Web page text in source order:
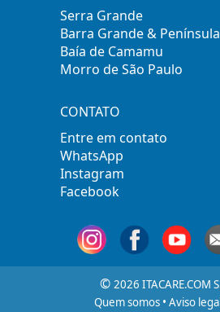
Serra Grande
Barra Grande &
Baía de Camamu
Morro de São Paulo
CONTATO
Entre em contato
WhatsApp
Instagram
Facebook
© 2026 ITACARE.COM
Quem somos• Aviso